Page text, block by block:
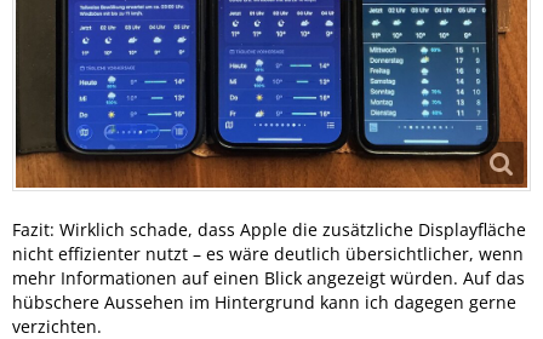
Fazit: Wirklich schade, dass Apple die zusätzliche Displayfläche
nicht effizienter nutzt – es wäre deutlich übersichtlicher, wenn
mehr Informationen auf einen Blick angezeigt würden. Auf das
hübschere Aussehen im Hintergrund kann ich dagegen gerne
verzichten.